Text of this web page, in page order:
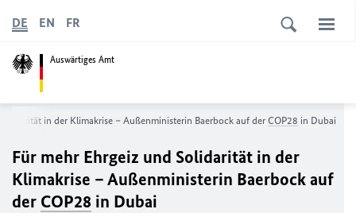
Auswärtiges Amt
DE EN FR
in der Klimakrise – Außenministerin Baerbock auf der COP28 in Dubai
Für mehr Ehrgeiz und Solidarität in der
Klimakrise – Außenministerin Baerbock auf
der COP28 in Dubai